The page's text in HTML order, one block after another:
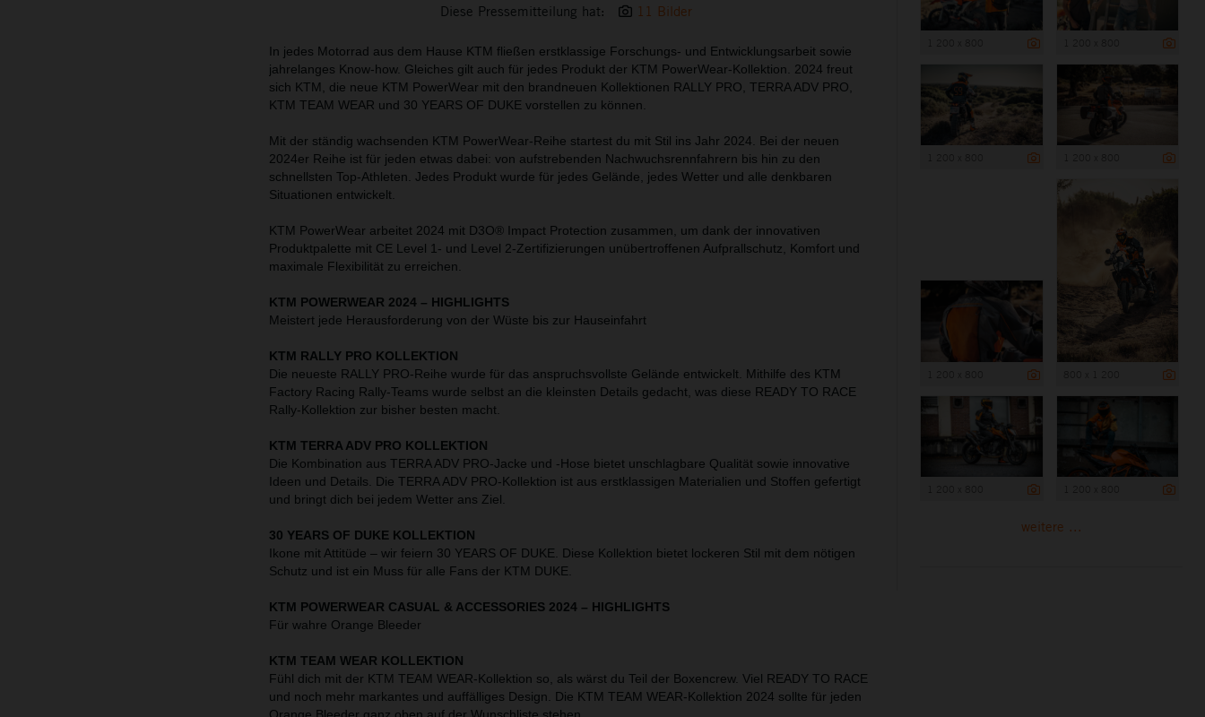
Diese Pressemitteilung hat: 11 Bilder
In jedes Motorrad aus dem Hause KTM fließen erstklassige Forschungs- und Entwicklungsarbeit sowie
jahrelanges Know-how. Gleiches gilt auch für jedes Produkt der KTM PowerWear-Kollektion. 2024 freut
sich KTM, die neue KTM PowerWear mit den brandneuen Kollektionen RALLY PRO, TERRA ADV PRO,
KTM TEAM WEAR und 30 YEARS OF DUKE vorstellen zu können.
Mit der ständig wachsenden KTM PowerWear-Reihe startest du mit Stil ins Jahr 2024. Bei der neuen
2024er Reihe ist für jeden etwas dabei: von aufstrebenden Nachwuchsrennfahrern bis hin zu den
schnellsten Top-Athleten. Jedes Produkt wurde für jedes Gelände, jedes Wetter und alle denkbaren
Situationen entwickelt.
KTM PowerWear arbeitet 2024 mit D3O® Impact Protection zusammen, um dank der innovativen
Produktpalette mit CE Level 1- und Level 2-Zertifizierungen unübertroffenen Aufprallschutz, Komfort und
maximale Flexibilität zu erreichen.
KTM POWERWEAR 2024 – HIGHLIGHTS
Meistert jede Herausforderung von der Wüste bis zur Hauseinfahrt
KTM RALLY PRO KOLLEKTION
Die neueste RALLY PRO-Reihe wurde für das anspruchsvollste Gelände entwickelt. Mithilfe des KTM
Factory Racing Rally-Teams wurde selbst an die kleinsten Details gedacht, was diese READY TO RACE
Rally-Kollektion zur bisher besten macht.
KTM TERRA ADV PRO KOLLEKTION
Die Kombination aus TERRA ADV PRO-Jacke und -Hose bietet unschlagbare Qualität sowie innovative
Ideen und Details. Die TERRA ADV PRO-Kollektion ist aus erstklassigen Materialien und Stoffen gefertigt
und bringt dich bei jedem Wetter ans Ziel.
30 YEARS OF DUKE KOLLEKTION
Ikone mit Attitüde – wir feiern 30 YEARS OF DUKE. Diese Kollektion bietet lockeren Stil mit dem nötigen
Schutz und ist ein Muss für alle Fans der KTM DUKE.
KTM POWERWEAR CASUAL & ACCESSORIES 2024 – HIGHLIGHTS
Für wahre Orange Bleeder
KTM TEAM WEAR KOLLEKTION
Fühl dich mit der KTM TEAM WEAR-Kollektion so, als wärst du Teil der Boxencrew. Viel READY TO RACE
und noch mehr markantes und auffälliges Design. Die KTM TEAM WEAR-Kollektion 2024 sollte für jeden
weitere ...